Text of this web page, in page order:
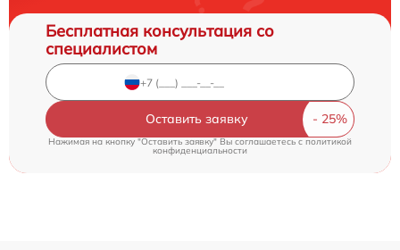
Бесплатная консультация со
специалистом
Оставить заявку
Нажимая на кнопку "Оставить заявку" Вы соглашаетесь cполитикой
конфиденциальности